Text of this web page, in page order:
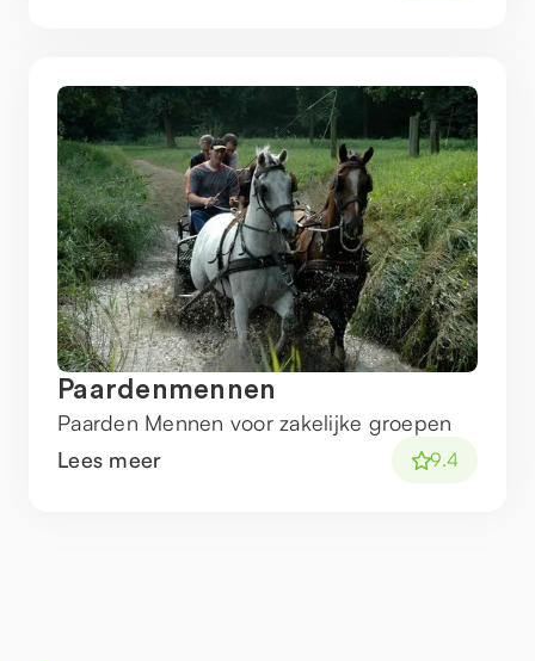
Paardenmennen
Paarden Mennen voor zakelijke groepen
Lees meer
9.4